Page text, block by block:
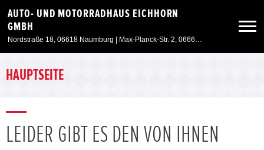
AUTO- UND MOTORRADHAUS EICHHORN
GMBH
Nordstraße 18, 06618 Naumburg | Max-Planck-Str. 2, 06667 Weißenfels
Neuwagen
Angebote
HAUPTSEITE
LEIDER GIBT ES DEN VON IHNEN